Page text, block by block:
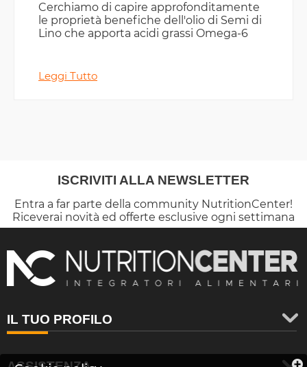
Cerchiamo di capire approfonditamente
le proprietà benefiche dell'olio di Semi di
Lino che apporta acidi grassi Omega-6
Leggi Tutto
ISCRIVITI ALLA NEWSLETTER
Entra a far parte della community NutritionCenter!
Riceverai novità ed offerte esclusive ogni settimana
IL TUO PROFILO